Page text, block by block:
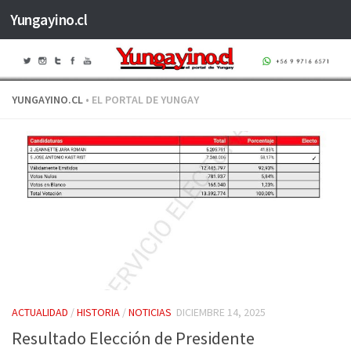
Saltar al contenido
Yungayino.cl
YUNGAYINO.CL • EL PORTAL DE YUNGAY
ACTUALIDAD /HISTORIA /NOTICIAS DICIEMBRE 14, 2025
Resultado Elección de Presidente